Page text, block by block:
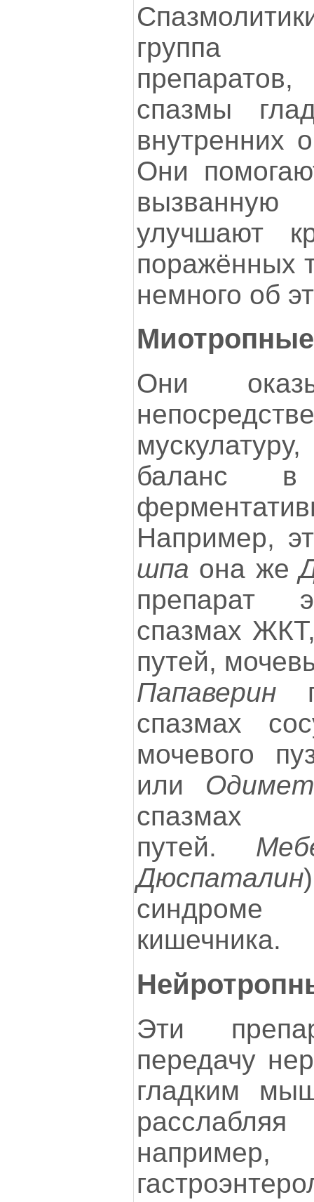
группа
спазмы
внутренних
Они
улучшают
поражённых
немного об
Они
баланс
Например,
шпа она же
препарат
спазмах
путей,
Папаверин
спазмах
мочевого
или
спазмах
путей.
Дюспаталин
синдроме
кишечника.
Эти
передачу
гладким
например,